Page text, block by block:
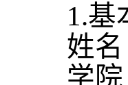
1.基
姓名
学院